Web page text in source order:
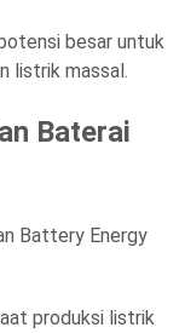
besar untuk
listrik massal.
Baterai
Battery Energy
produksi listrik